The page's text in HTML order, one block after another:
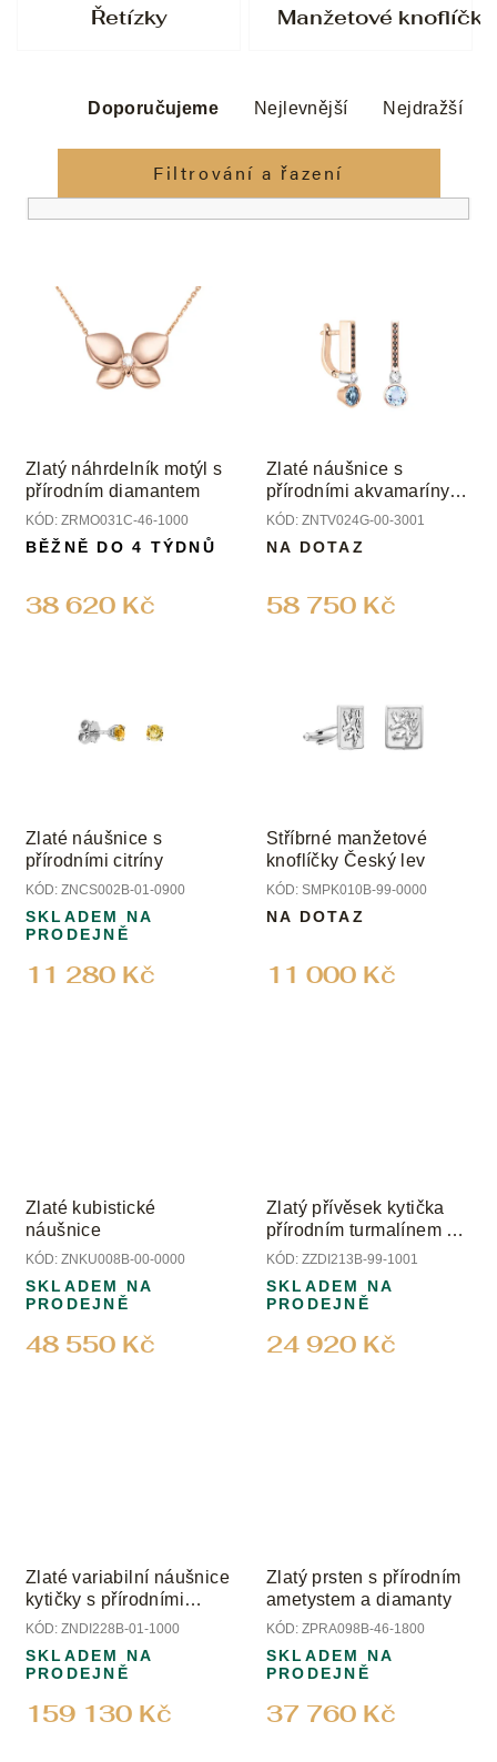
Řetízky Manžetové
z
n
í
o
d
Doporučujeme Nejlevnější Nejdražší
Filtrování a řazení
o
d
u
k
ů
Zlatý náhrdelník motýl s
přírodním diamantem
KÓD: ZRMO031C-46-1000
38 620 Kč
BĚŽNĚ DO 4 TÝDNŮ
Zlaté náušnice s
přírodními akvamaríny a
diamanty
KÓD: ZNTV024G-00-3001
58 750 Kč
NA DOTAZ
Zlaté náušnice s
přírodními citríny
KÓD: ZNCS002B-01-0900
11 280 Kč
SKLADEM NA
PRODEJNĚ
Stříbrné manžetové
knoflíčky Český lev
KÓD: SMPK010B-99-0000
11 000 Kč
NA DOTAZ
Zlaté kubistické
náušnice
KÓD: ZNKU008B-00-0000
48 550 Kč
SKLADEM NA
PRODEJNĚ
Zlatý přívěsek kytička
přírodním turmalínem a
diamanty
KÓD: ZZDI213B-99-1001
24 920 Kč
SKLADEM NA
PRODEJNĚ
Zlaté variabilní náušnice
kytičky s přírodními
diamanty
KÓD: ZNDI228B-01-1000
159 130 Kč
SKLADEM NA
PRODEJNĚ
Zlatý prsten s přírodním
ametystem a diamanty
KÓD: ZPRA098B-46-1800
37 760 Kč
SKLADEM NA
PRODEJNĚ